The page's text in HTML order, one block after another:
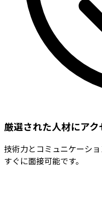
厳選された人材にアク
技術力とコミュニケーシ
すぐに面接可能です。